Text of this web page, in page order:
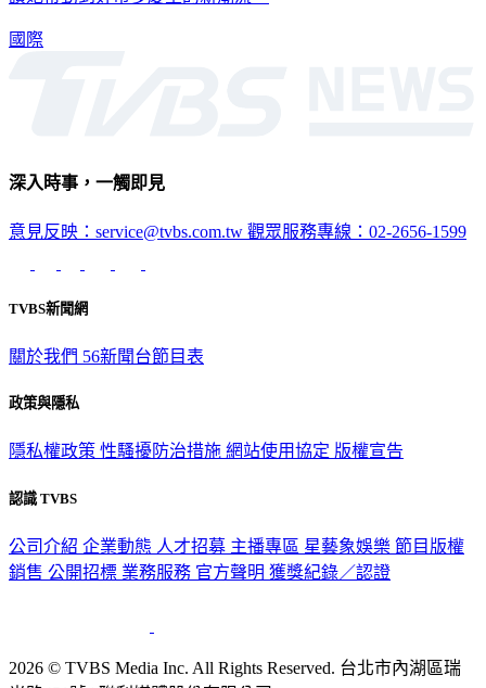
國際
深入時事，一觸即見
意見反映：service@tvbs.com.tw 觀眾服務專線：02-2656-1599
TVBS新聞網
關於我們 56新聞台節目表
政策與隱私
隱私權政策 性騷擾防治措施 網站使用協定 版權宣告
認識 TVBS
公司介紹 企業動態 人才招募 主播專區 星藝象娛樂 節目版權
銷售 公開招標 業務服務 官方聲明 獲獎紀錄／認證
2026 © TVBS Media Inc. All Rights Reserved. 台北市內湖區瑞